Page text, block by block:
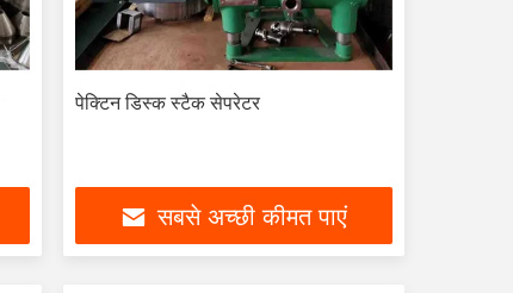
पेक्टिन डिस्क स्टैक सेपरेटर
सबसे अच्छी कीमत पाएं